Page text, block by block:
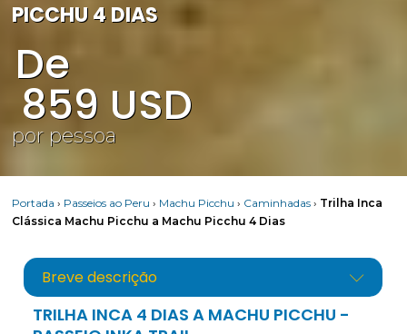
PICCHU 4 DIAS
De
859 USD
por pessoa
Portada › Passeios ao Peru › Machu Picchu › Caminhadas › Trilha Inca
Clássica Machu Picchu a Machu Picchu 4 Dias
Breve descrição
TRILHA INCA 4 DIAS A MACHU PICCHU -